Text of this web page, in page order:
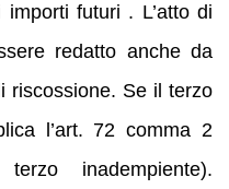
futuri . L’atto di
redatto anche da
riscossione. Se il terzo
l’art. 72 comma 2
inadempiente).